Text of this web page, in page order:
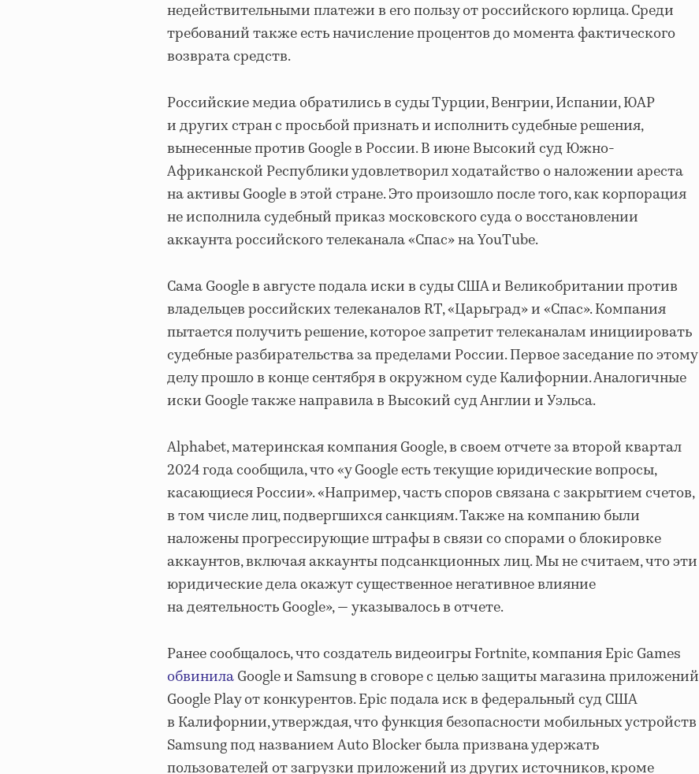
недействительными платежи в его пользу от российского юрлица. Среди
требований также есть начисление процентов до момента фактического
возврата средств.
Российские медиа обратились в суды Турции, Венгрии, Испании, ЮАР
и других стран с просьбой признать и исполнить судебные решения,
вынесенные против Google в России. В июне Высокий суд Южно-
Африканской Республики удовлетворил ходатайство о наложении ареста
на активы Google в этой стране. Это произошло после того, как корпорация
не исполнила судебный приказ московского суда о восстановлении
аккаунта российского телеканала «Спас» на YouTube.
Сама Google в августе подала иски в суды США и Великобритании против
владельцев российских телеканалов RT, «Царьград» и «Спас». Компания
пытается получить решение, которое запретит телеканалам инициировать
судебные разбирательства за пределами России. Первое заседание по этому
делу прошло в конце сентября в окружном суде Калифорнии. Аналогичные
иски Google также направила в Высокий суд Англии и Уэльса.
Alphabet, материнская компания Google, в своем отчете за второй квартал
2024 года сообщила, что «у Google есть текущие юридические вопросы,
касающиеся России». «Например, часть споров связана с закрытием счетов,
в том числе лиц, подвергшихся санкциям. Также на компанию были
наложены прогрессирующие штрафы в связи со спорами о блокировке
аккаунтов, включая аккаунты подсанкционных лиц. Мы не считаем, что эти
юридические дела окажут существенное негативное влияние
на деятельность Google», — указывалось в отчете.
Ранее сообщалось, что создатель видеоигры Fortnite, компания Epic Games
обвинилаGoogle и Samsung в сговоре с целью защиты магазина приложений
Google Play от конкурентов. Epic подала иск в федеральный суд США
в Калифорнии, утверждая, что функция безопасности мобильных устройств
Samsung под названием Auto Blocker была призвана удержать
пользователей от загрузки приложений из других источников, кроме